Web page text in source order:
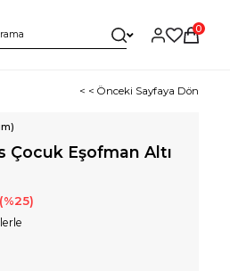
0
< < Önceki Sayfaya Dön
Çocuk Eşofman Altı
25